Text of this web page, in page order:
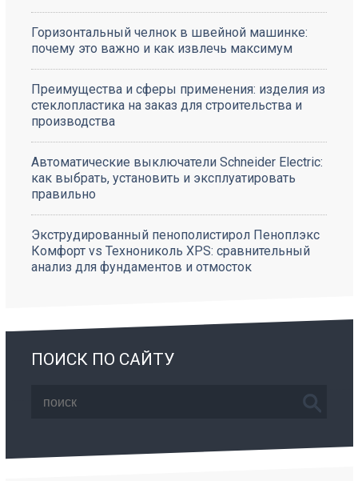
Горизонтальный челнок в швейной машинке:
почему это важно и как извлечь максимум
Преимущества и сферы применения: изделия из
стеклопластика на заказ для строительства и
производства
Автоматические выключатели Schneider Electric:
как выбрать, установить и эксплуатировать
правильно
Экструдированный пенополистирол Пеноплэкс
Комфорт vs Технониколь XPS: сравнительный
анализ для фундаментов и отмосток
ПОИСК ПО САЙТУ